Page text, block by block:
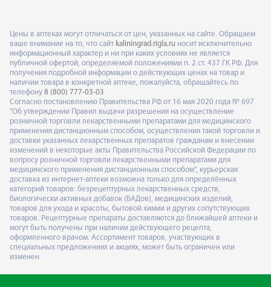
Цены в аптеках могут отличаться от цен, указанных на сайте. Обращаем
ваше внимание на то, что сайт kaliningrad.rigla.ru носит исключительно
информационный характер и ни при каких условиях не является
публичной офертой, определяемой положениями п. 2 ст. 437 ГК РФ. Для
получения подробной информации о действующих ценах на товар и
наличии товара в конкретной аптеке, пожалуйста, обращайтесь по
телефону 8 (800) 777-03-03
Согласно постановлению Правительства РФ от 16 мая 2020 года № 697
"Об утверждении Правил выдачи разрешения на осуществление
розничной торговли лекарственными препаратами для медицинского
применения дистанционным способом, осуществления такой торговли и
доставки указанных лекарственных препаратов гражданам и внесении
изменений в некоторые акты Правительства Российской Федерации по
вопросу розничной торговли лекарственными препаратами для
медицинского применения дистанционным способом", курьерская
доставка из интернет-аптеки возможна только для определённых
категорий товаров: безрецептурных лекарственных средств,
биологически активных добавок (БАДов), медицинских изделий,
товаров для ухода и красоты, бытовой химии и других сопутствующих
товаров. Рецептурные препараты доставляются до ближайшей аптеки и
могут быть получены при наличии действующего рецепта,
оформленного врачом. Ассортимент товаров, участвующих в
специальных предложениях и акциях, может быть ограничен или
изменен